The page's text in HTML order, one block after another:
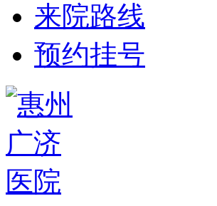
来院路线
预约挂号